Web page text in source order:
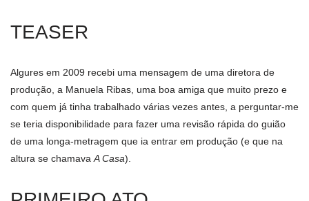
TEASER
Algures em 2009 recebi uma mensagem de uma diretora de
produção, a Manuela Ribas, uma boa amiga que muito prezo e
com quem já tinha trabalhado várias vezes antes, a perguntar-me
se teria disponibilidade para fazer uma revisão rápida do guião
de uma longa-metragem que ia entrar em produção (e que na
altura se chamava A Casa).